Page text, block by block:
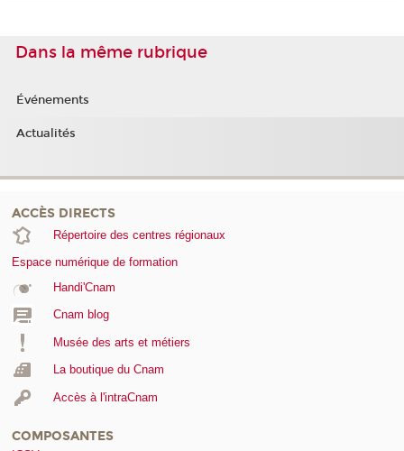
Dans la même rubrique
Événements
Actualités
ACCÈS DIRECTS
Répertoire des centres régionaux
Espace numérique de formation
Handi'Cnam
Cnam blog
Musée des arts et métiers
La boutique du Cnam
Accès à l'intraCnam
COMPOSANTES